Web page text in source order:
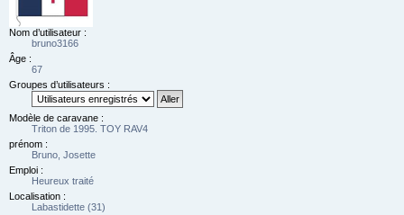
Nom d’utilisateur :
bruno3166
Âge :
67
Groupes d’utilisateurs :
Modèle de caravane :
Triton de 1995. TOY RAV4
prénom :
Bruno, Josette
Emploi :
Heureux traité
Localisation :
Labastidette (31)